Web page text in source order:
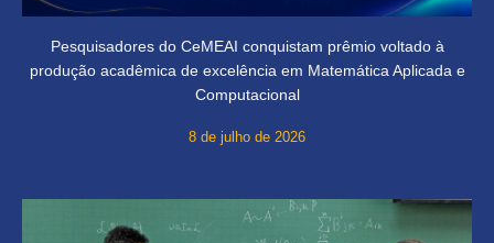
Pesquisadores do CeMEAI conquistam prêmio voltado à
produção acadêmica de excelência em Matemática Aplicada e
Computacional
8 de julho de 2026